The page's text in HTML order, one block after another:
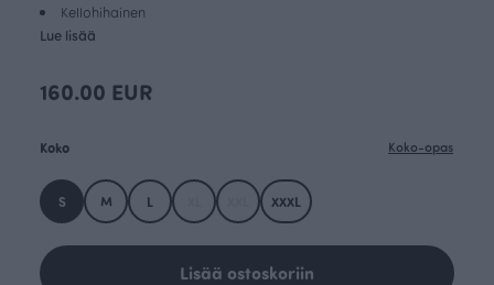
Kellohihainen
Lue lisää
160.00 EUR
Koko Koko-opas
S M L XXXL
Lisää ostoskoriin